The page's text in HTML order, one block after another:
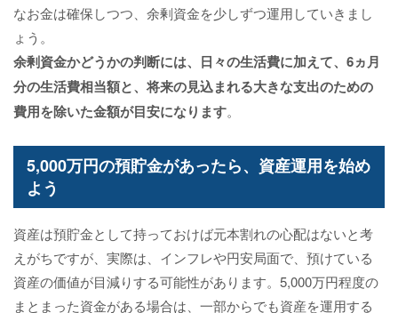
なお金は確保しつつ、余剰資金を少しずつ運用していきまし
ょう。
余剰資金かどうかの判断には、日々の生活費に加えて、6ヵ月
分の生活費相当額と、将来の見込まれる大きな支出のための
費用を除いた金額が目安になります。
5,000万円の預貯金があったら、資産運用を始め
よう
資産は預貯金として持っておけば元本割れの心配はないと考
えがちですが、実際は、インフレや円安局面で、預けている
資産の価値が目減りする可能性があります。5,000万円程度の
まとまった資金がある場合は、一部からでも資産を運用する